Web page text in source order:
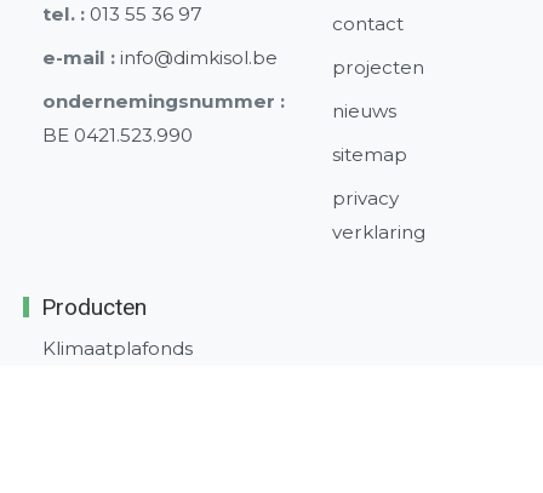
tel. : 013 55 36 97
e-mail : info@dimkisol.be
ondernemingsnummer :
BE 0421.523.990
contact
projecten
nieuws
sitemap
privacy
verklaring
Producten
Klimaatplafonds